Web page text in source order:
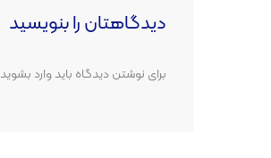
دیدگاهتان را بنویسید
برای نوشتن دیدگاه بایدوارد بشوید